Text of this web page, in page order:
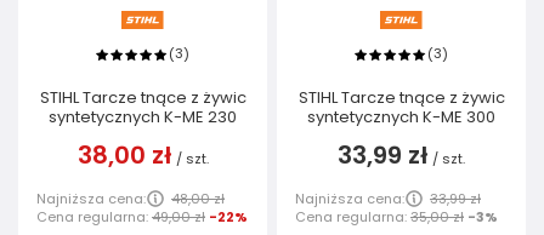
(3)
STIHL Tarcze tnące z żywic
syntetycznych K-ME 230
38,00 zł / szt.
Najniższa cena:
48,00 zł
Cena regularna:49,00 zł -22%
(3)
STIHL Tarcze tnące z żywic
syntetycznych K-ME 300
33,99 zł / szt.
Najniższa cena:
33,99 zł
Cena regularna:35,00 zł -3%